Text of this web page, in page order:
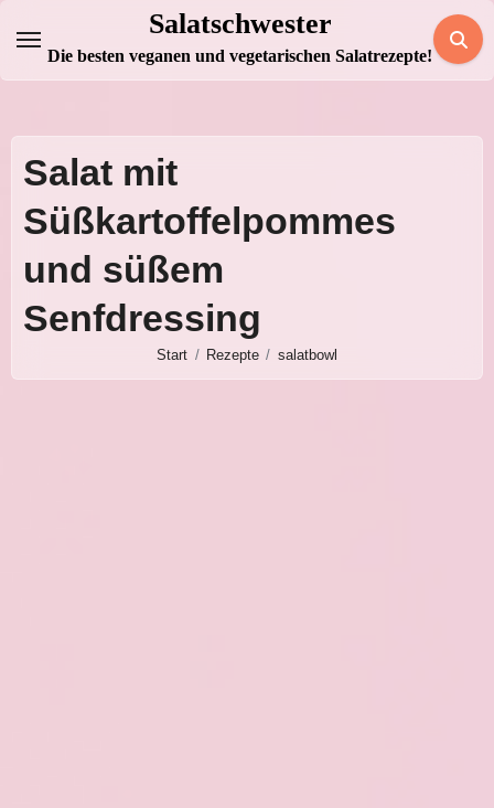
Inhalt
springen
Salatschwester
Die besten veganen und vegetarischen Salatrezepte!
Salat mit
Süßkartoffelpommes
und süßem
Senfdressing
Start Rezepte salatbowl